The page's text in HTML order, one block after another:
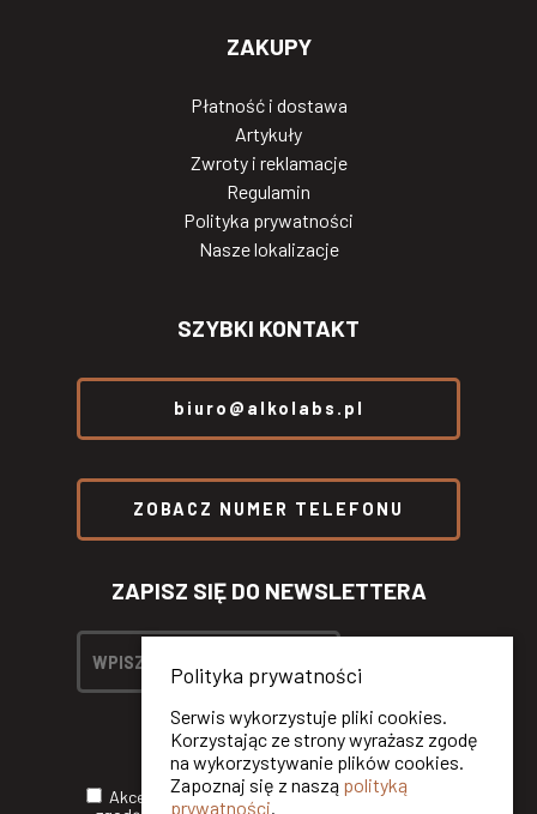
ZAKUPY
Płatność i dostawa
Artykuły
Zwroty i reklamacje
Regulamin
Polityka prywatności
Nasze lokalizacje
SZYBKI KONTAKT
biuro@alkolabs.pl
ZOBACZ NUMER TELEFONU
ZAPISZ SIĘ DO NEWSLETTERA
AkceptujęPolitykę Prywatnościoraz wyrażam
Polityka prywatności
Serwis wykorzystuje pliki cookies.
Korzystając ze strony wyrażasz zgodę
na wykorzystywanie plików cookies.
Zapoznaj się z naszą polityką
prywatności.